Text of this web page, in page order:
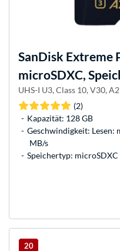
SanDisk Extreme
microSDXC,
UHS-I U3, Class 10, V30, A2
(2)
Kapazität: 128 GB
Geschwindigkeit: Lesen:
MB/s
Speichertyp: microSDXC
20